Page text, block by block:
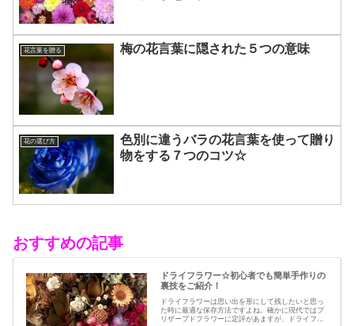
花言葉を贈る 梅の花言葉に隠された５つの意味
花の選び方
色別に違うバラの花言葉を使って贈り
物をする７つのコツ☆
おすすめの記事
ドライフラワー☆初心者でも簡単手作りの
裏技をご紹介！
ドライフラワーは思い出を形にして残したいと思っ
た時に最適な保存方法ですよね。確かに現代ではブ
リザーブドフラワーに定評があますが、ドライフラ